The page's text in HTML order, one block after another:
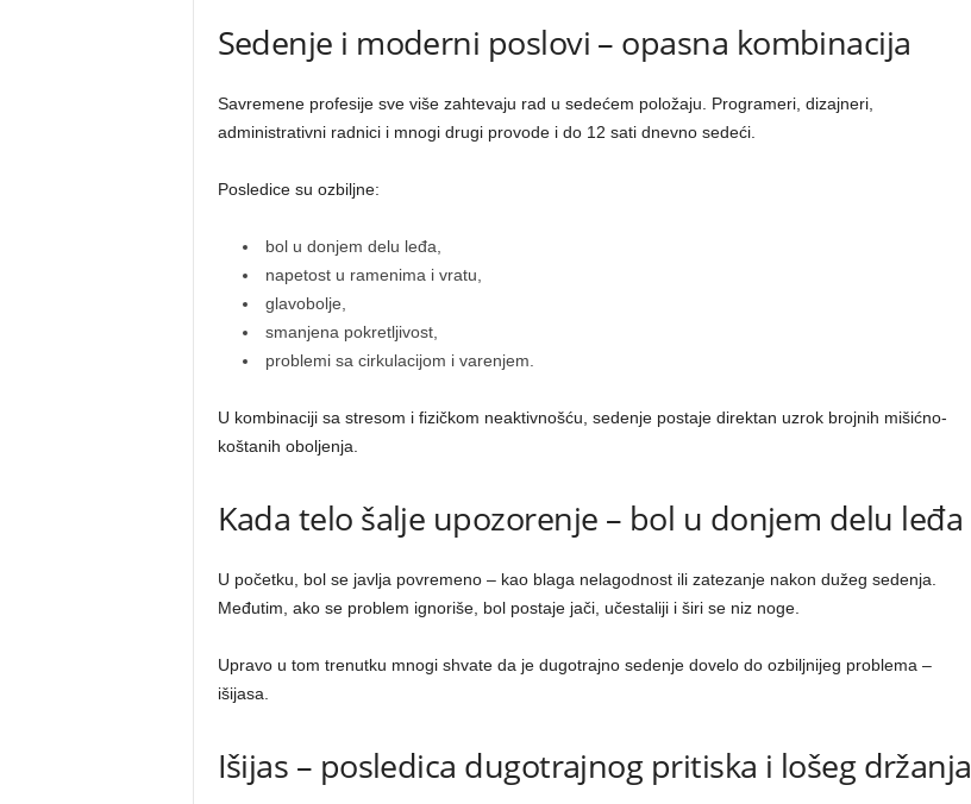
Sedenje i moderni poslovi – opasna kombinacija
Savremene profesije sve više zahtevaju rad u sedećem položaju. Programeri, dizajneri,
administrativni radnici i mnogi drugi provode i do 12 sati dnevno sedeći.
Posledice su ozbiljne:
bol u donjem delu leđa,
napetost u ramenima i vratu,
glavobolje,
smanjena pokretljivost,
problemi sa cirkulacijom i varenjem.
U kombinaciji sa stresom i fizičkom neaktivnošću, sedenje postaje direktan uzrok brojnih mišićno-
koštanih oboljenja.
Kada telo šalje upozorenje – bol u donjem delu leđa
U početku, bol se javlja povremeno – kao blaga nelagodnost ili zatezanje nakon dužeg sedenja.
Međutim, ako se problem ignoriše, bol postaje jači, učestaliji i širi se niz noge.
Upravo u tom trenutku mnogi shvate da je dugotrajno sedenje dovelo do ozbiljnijeg problema –
išijasa.
Išijas – posledica dugotrajnog pritiska i lošeg držanja